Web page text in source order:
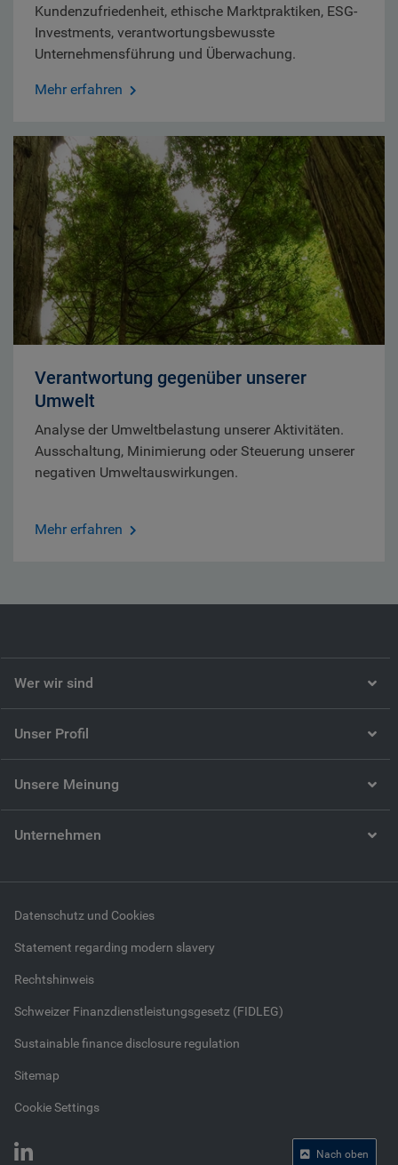
Kundenzufriedenheit, ethische Marktpraktiken, ESG-
Investments, verantwortungsbewusste
Unternehmensführung und Überwachung.
Mehr erfahren
Verantwortung gegenüber unserer
Umwelt
Analyse der Umweltbelastung unserer Aktivitäten.
Ausschaltung, Minimierung oder Steuerung unserer
negativen Umweltauswirkungen.
Mehr erfahren
Wer wir sind
Unser Profil
Unsere Meinung
Unternehmen
Datenschutz und Cookies
Statement regarding modern slavery
Rechtshinweis
Schweizer Finanzdienstleistungsgesetz (FIDLEG)
Sustainable finance disclosure regulation
Sitemap
Cookie Settings
Nach oben